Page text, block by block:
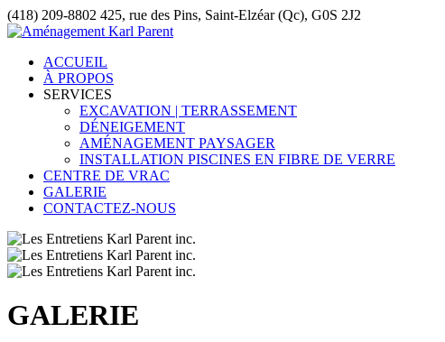
(418) 209-8802 425, rue des Pins, Saint-Elzéar (Qc), G0S 2J2
ACCUEIL
À PROPOS
SERVICES
EXCAVATION | TERRASSEMENT
DÉNEIGEMENT
AMÉNAGEMENT PAYSAGER
INSTALLATION PISCINES EN FIBRE DE VERRE
CENTRE DE VRAC
GALERIE
CONTACTEZ-NOUS
GALERIE